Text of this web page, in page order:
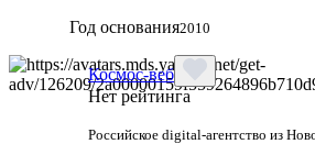
Год основания2010
Космос-веб
Нет рейтинга
Российское digital-агентство из